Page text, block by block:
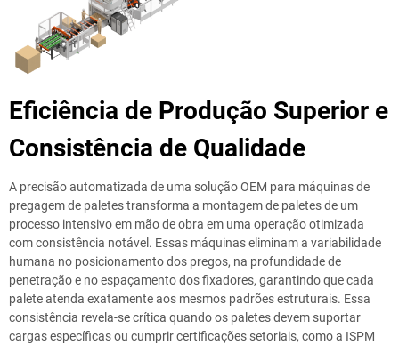
Eficiência de Produção Superior e
Consistência de Qualidade
A precisão automatizada de uma solução OEM para máquinas de
pregagem de paletes transforma a montagem de paletes de um
processo intensivo em mão de obra em uma operação otimizada
com consistência notável. Essas máquinas eliminam a variabilidade
humana no posicionamento dos pregos, na profundidade de
penetração e no espaçamento dos fixadores, garantindo que cada
palete atenda exatamente aos mesmos padrões estruturais. Essa
consistência revela-se crítica quando os paletes devem suportar
cargas específicas ou cumprir certificações setoriais, como a ISPM